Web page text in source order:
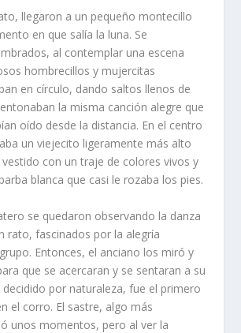
llegaron a un pequeño montecillo
en que salía la luna. Se
al contemplar una escena
hombrecillos y mujercitas
en círculo, dando saltos llenos de
la misma canción alegre que
oído desde la distancia. En el centro
un viejecito ligeramente más alto
con un traje de colores vivos y
blanca que casi le rozaba los pies.
se quedaron observando la danza
rato, fascinados por la alegría
Entonces, el anciano los miró y
que se acercaran y se sentaran a su
decidido por naturaleza, fue el primero
el corro. El sastre, algo más
unos momentos, pero al ver la